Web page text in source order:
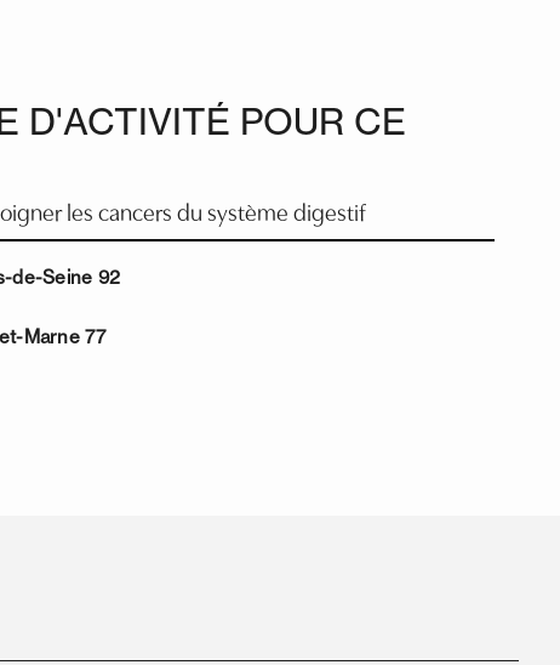
D'ACTIVITÉ POUR CE
les cancers du système digestif
de-Seine 92
Marne 77